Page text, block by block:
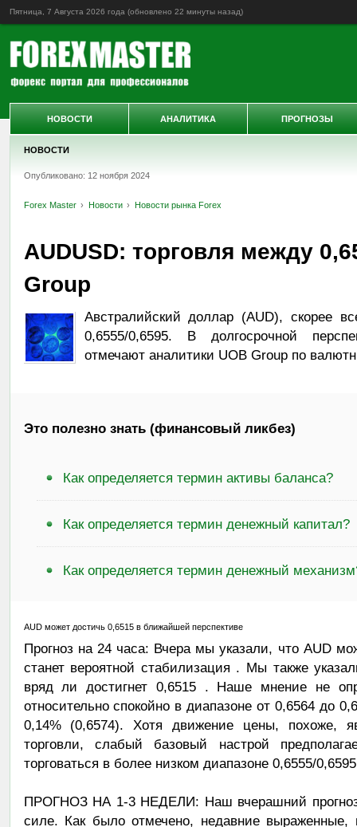
Пятница, 7 Августа 2026 года (обновлено 22 минуты назад)
НОВОСТИ
Опубликовано: 12 ноября 2024
Forex Master Новости Новости рынка Forex
AUDUSD: торговля между
Group
Австралийский доллар (AUD), скорее
0,6555/0,6595. В долгосрочной
отмечают аналитики UOB Group по
Это полезно знать (финансовый ликбез)
Как определяется термин активы баланса?
Как определяется термин денежный капитал?
Как определяется термин денежный
AUD может достичь 0,6515 в ближайшей перспективе
Прогноз на 24 часа: Вчера мы указали, что AUD
станет вероятной стабилизация . Мы также
вряд ли достигнет 0,6515 . Наше мнение не
относительно спокойно в диапазоне от 0,6564 до
0,14% (0,6574). Хотя движение цены, похоже,
торговли, слабый базовый настрой
торговаться в более низком диапазоне 0,6555/
ПРОГНОЗ НА 1-3 НЕДЕЛИ: Наш вчерашний прогноз
силе. Как было отмечено, недавние выраженные,
НОВОСТИ АНАЛИТИКА ПРОГНОЗЫ